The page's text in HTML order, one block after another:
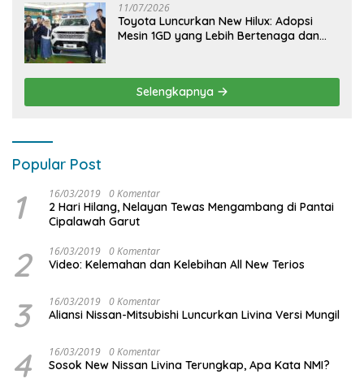
11/07/2026
Toyota Luncurkan New Hilux: Adopsi
Mesin 1GD yang Lebih Bertenaga dan
Selengkapnya
Popular Post
1 16/03/2019 0 Komentar
2 Hari Hilang, Nelayan Tewas Mengambang di Pantai
Cipalawah Garut
2 16/03/2019 0 Komentar
Video: Kelemahan dan Kelebihan All New Terios
3 16/03/2019 0 Komentar
Aliansi Nissan-Mitsubishi Luncurkan Livina Versi Mungil
4 16/03/2019 0 Komentar
Sosok New Nissan Livina Terungkap, Apa Kata NMI?